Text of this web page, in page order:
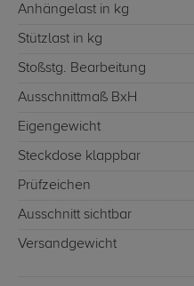
Anhängelast in kg
Stützlast in kg
Stoßstg. Bearbeitung
Ausschnittmaß BxH
Eigengewicht
Steckdose klappbar
Prüfzeichen
Ausschnitt sichtbar
Versandgewicht